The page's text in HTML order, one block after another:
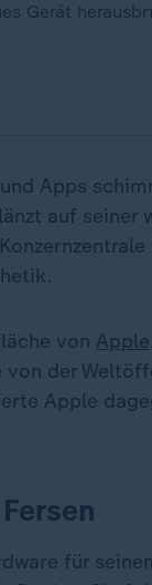
Gerät
Apps
auf seiner
von Apple
von der
Apple
für